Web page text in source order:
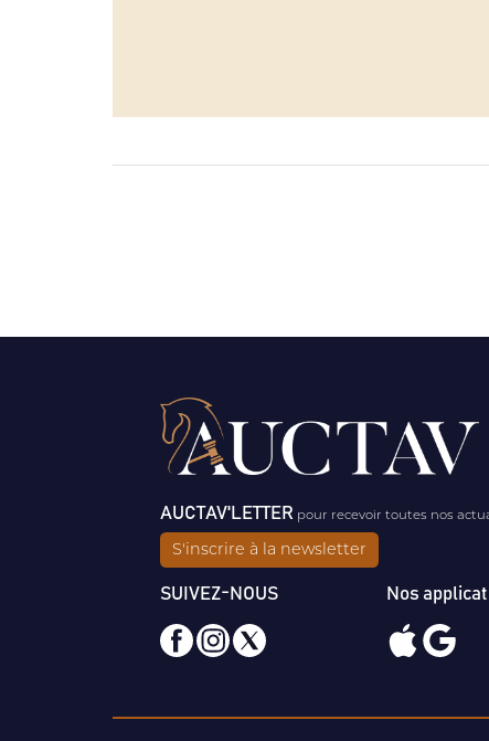
AUCTAV'LETTER pour recevoir toutes nos
S'inscrire à la newsletter
SUIVEZ-NOUS Nos